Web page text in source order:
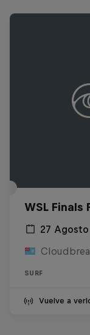
WSL Finals
27
SURF
Vuelve a